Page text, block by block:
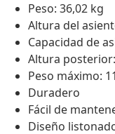
Peso: 36,02 kg
Altura del
Capacidad de
Altura
Peso máximo:
Duradero
Fácil de
Diseño